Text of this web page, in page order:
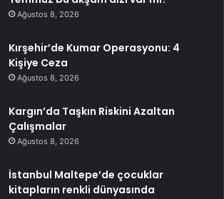
Ağustos 8, 2026
Kırşehir’de Kumar Operasyonu: 4
Kişiye Ceza
Ağustos 8, 2026
Kargın’da Taşkın Riskini Azaltan
Çalışmalar
Ağustos 8, 2026
İstanbul Maltepe’de çocuklar
kitapların renkli dünyasında